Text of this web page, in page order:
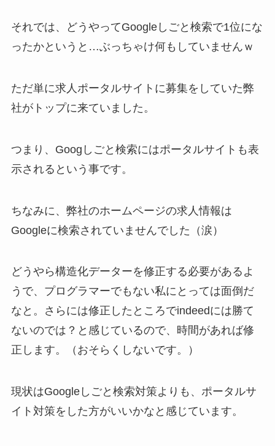
それでは、どうやってGoogleしごと検索で1位にな
ったかというと…ぶっちゃけ何もしていませんｗ
ただ単に求人ポータルサイトに募集をしていた弊
社がトップに来ていました。
つまり、Googしごと検索にはポータルサイトも表
示される という事です。
ちなみに、弊社のホームページの求人情報は
Googleに検索されていませんでした（涙）
どうやら構造化データーを修正する必要があるよ
うで、プログラマーでもない私にとっては面倒だ
なと。さらには修正したところでindeedには勝て
ないのでは？ と感じているので、時間があれば修
正します。（おそらくしないです。）
現状はGoogleしごと検索対策よりも、ポータルサ
イト対策をした方がいいかなと感じています。